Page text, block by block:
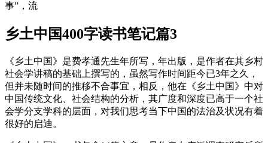
事”，流
乡土中国400字读书笔记篇3
《乡土中国》是费孝通先生年所写，年出版，是作者在其乡村
社会学讲稿的基础上撰写的，虽然写作时间距今已3年之久，
但并未随时间的推移不合事宜，相反，他在《乡土中国》中对
中国传统文化、社会结构的分析，其广度和深度已高于一个社
会学分支学科的层面，对我们思考当下中国的法治及状况有着
很好的启迪。